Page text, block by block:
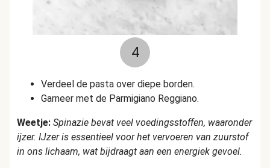
4
Verdeel de pasta over diepe borden.
Garneer met de Parmigiano Reggiano.
Weetje: Spinazie bevat veel voedingsstoffen, waaronder
ijzer. IJzer is essentieel voor het vervoeren van zuurstof
in ons lichaam, wat bijdraagt aan een energiek gevoel.